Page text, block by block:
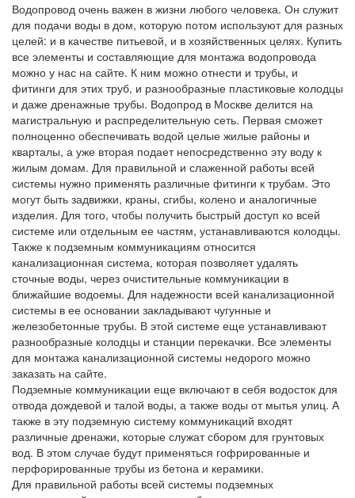
Водопровод очень важен в жизни любого человека. Он служит
для подачи воды в дом, которую потом используют для разных
целей: и в качестве питьевой, и в хозяйственных целях. Купить
все элементы и составляющие для монтажа водопровода
можно у нас на сайте. К ним можно отнести и трубы, и
фитинги для этих труб, и разнообразные пластиковые колодцы
и даже дренажные трубы. Водопрод в Москве делится на
магистральную и распределительную сеть. Первая сможет
полноценно обеспечивать водой целые жилые районы и
кварталы, а уже вторая подает непосредственно эту воду к
жилым домам. Для правильной и слаженной работы всей
системы нужно применять различные фитинги к трубам. Это
могут быть задвижки, краны, сгибы, колено и аналогичные
изделия. Для того, чтобы получить быстрый доступ ко всей
системе или отдельным ее частям, устанавливаются колодцы.
Также к подземным коммуникациям относится
канализационная система, которая позволяет удалять
сточные воды, через очистительные коммуникации в
ближайшие водоемы. Для надежности всей канализационной
системы в ее основании закладывают чугунные и
железобетонные трубы. В этой системе еще устанавливают
разнообразные колодцы и станции перекачки. Все элементы
для монтажа канализационной системы недорого можно
заказать на сайте.
Подземные коммуникации еще включают в себя водосток для
отвода дождевой и талой воды, а также воды от мытья улиц. А
также в эту подземную систему коммуникаций входят
различные дренажи, которые служат сбором для грунтовых
вод. В этом случае будут применяться гофрированные и
перфорированные трубы из бетона и керамики.
Для правильной работы всей системы подземных